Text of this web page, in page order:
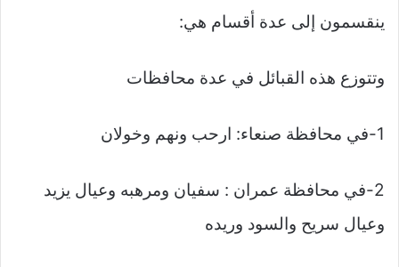
ينقسمون إلى عدة أقسام هي:
وتتوزع هذه القبائل في عدة محافظات
1-في محافظة صنعاء: ارحب ونهم وخولان
2-في محافظة عمران : سفيان ومرهبه وعيال يزيد
وعيال سريح والسود وريده